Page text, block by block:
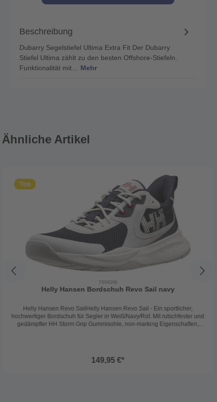
Beschreibung
Dubarry Segelstiefel Ultima Extra Fit Der Dubarry
Stiefel Ultima zählt zu den besten Offshore-Stiefeln.
Funktionalität mit… Mehr
Ähnliche Artikel
Tipp
79082M
Helly Hansen Bordschuh Revo Sail navy
Helly Hansen Revo SailHelly Hansen Revo Sail - Ein sportlicher,
hochwertiger Bordschuh für Segler in Weiß/Navy/Rot. Mit rutschfester und
gedämpfter HH Storm Grip Gummisohle, non-marking Eigenschaften,
Umweltbewusstsein für ein perfektes Segelerlebnis.Farbe: weiß/navy/rot
149,95 €*